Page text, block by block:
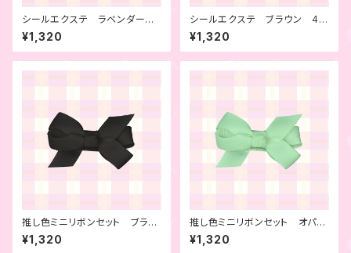
シールエクステ ラベンダー
4本セット
¥1,320
シールエクステ ブラウン 4本
セット
¥1,320
推し色ミニリボンセット ブラッ
ク 6本セット
¥1,320
推し色ミニリボンセット オパー
ルグリーン 6本セット
¥1,320